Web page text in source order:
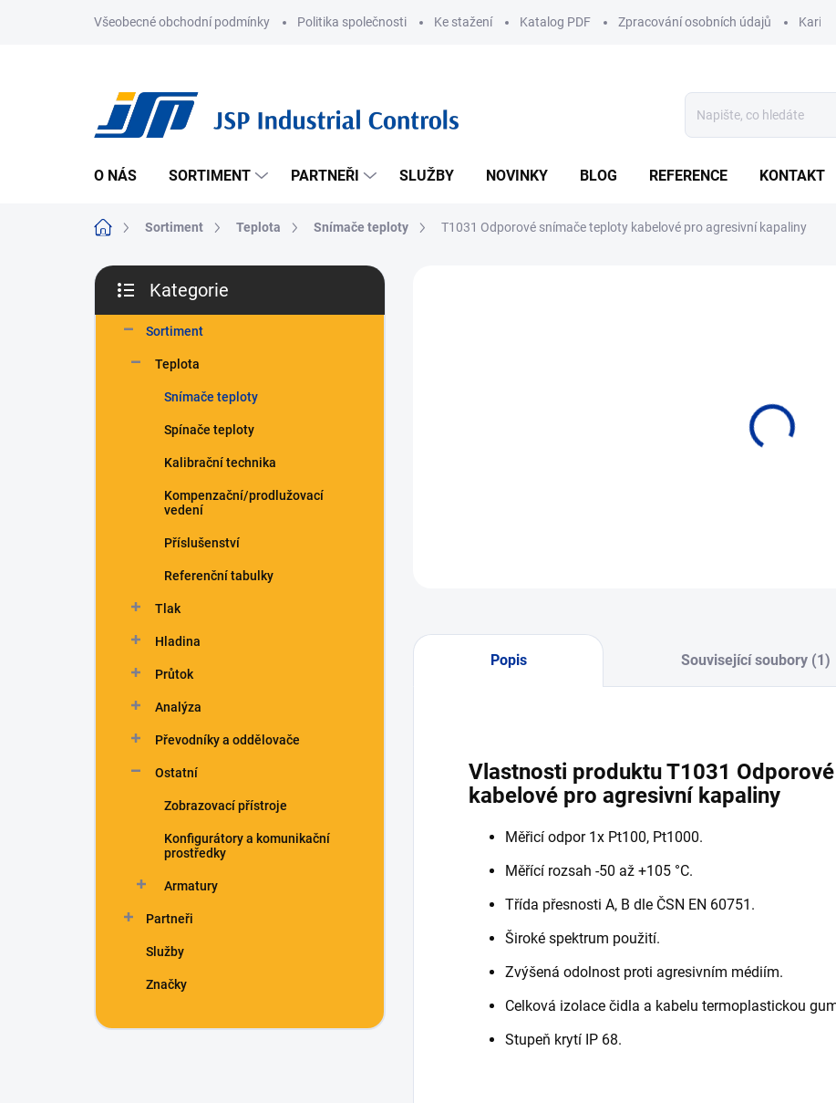
Všeobecné obchodní podmínky Politika společnosti Ke stažení Katalog PDF Zpracování osobních údajů Kariéra
O NÁS SORTIMENT PARTNEŘI SLUŽBY NOVINKY BLOG REFERENCE KONTAKT
Domů Sortiment Teplota Snímače teploty T1031 Odporové snímače teploty kabelové pro agresivní kapaliny
P
s
kategorie
Kategorie
Sortiment
Teplota
Snímače teploty
Spínače teploty
Kalibrační technika
Kompenzační/prodlužovací
vedení
Příslušenství
Referenční tabulky
Tlak
Hladina
Průtok
Analýza
Převodníky a oddělovače
Ostatní
Zobrazovací přístroje
Konfigurátory a komunikační
prostředky
Armatury
Partneři
Služby
Značky
Popis Související soubory (1)
Vlastnosti produktu T1031
kabelové pro agresivní kapaliny
Měřicí odpor 1x Pt100, Pt1000.
Měřící rozsah -50 až +105 °C.
Třída přesnosti A, B dle ČSN EN 60751.
Široké spektrum použití.
Zvýšená odolnost proti agresivním médiím.
Celková izolace čidla a kabelu termoplastickou
Stupeň krytí IP 68.